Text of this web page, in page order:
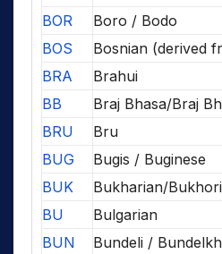
BOR
Boro / Bodo
BOS
Bosnian (derived
BRA
Brahui
BB
Braj Bhasa/Braj
BRU
Bru
BUG
Bugis / Buginese
BUK
Bukharian/Bukhori
BU
Bulgarian
BUN
Bundeli /